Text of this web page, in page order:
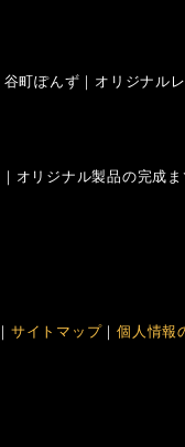
谷町ぽんず ｜ オリジナル
｜ オリジナル製品の完成
｜ サイトマップ｜個人情報